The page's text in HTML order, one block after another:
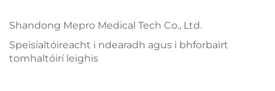
Shandong Mepro Medical Tech Co., Ltd.
Speisialtóireacht i ndearadh agus i bhforbairt
tomhaltóirí leighis